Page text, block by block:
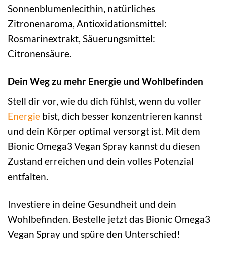
Sonnenblumenlecithin, natürliches
Zitronenaroma, Antioxidationsmittel:
Rosmarinextrakt, Säuerungsmittel:
Citronensäure.
Dein Weg zu mehr Energie und Wohlbefinden
Stell dir vor, wie du dich fühlst, wenn du voller
Energie bist, dich besser konzentrieren kannst
und dein Körper optimal versorgt ist. Mit dem
Bionic Omega3 Vegan Spray kannst du diesen
Zustand erreichen und dein volles Potenzial
entfalten.
Investiere in deine Gesundheit und dein
Wohlbefinden. Bestelle jetzt das Bionic Omega3
Vegan Spray und spüre den Unterschied!